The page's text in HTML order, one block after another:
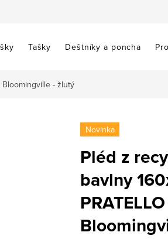
Tašky Deštníky a poncha
Bloomingville - žlutý
Novinka
Pléd z
bavlny
PRATELLO